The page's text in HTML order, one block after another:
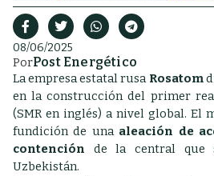
08/06/2025
PorPost Energético
La empresa estatal rusa Rosatom
en la construcción del primer
(SMR en inglés) a nivel global. El
fundición de una aleación de
contención de la central que
Uzbekistán.